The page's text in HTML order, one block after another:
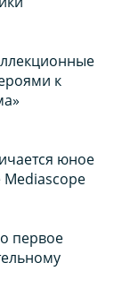
к
юное
Mediascope
первое